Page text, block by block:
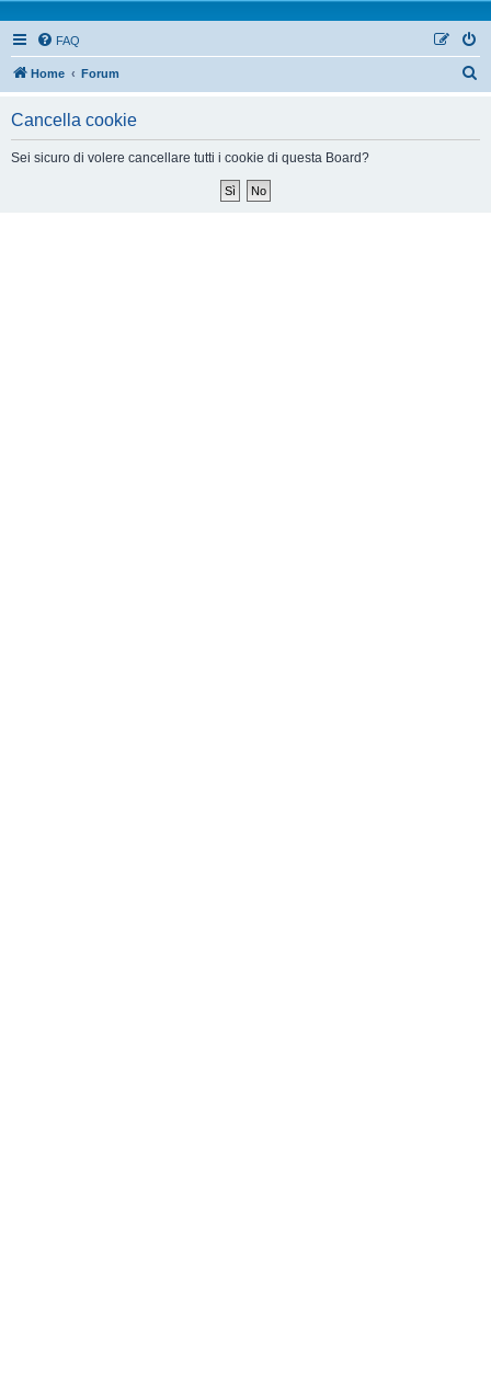
FAQ
Home Forum
Cancella cookie
Sei sicuro di volere cancellare tutti i cookie di questa Board?